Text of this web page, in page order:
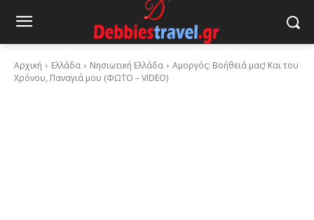
Αρχική Ελλάδα Νησιωτική Ελλάδα
Αμοργός: Βοήθειά μας! Και του
Χρόνου, Παναγιά μου (ΦΩΤΟ – VIDEO)